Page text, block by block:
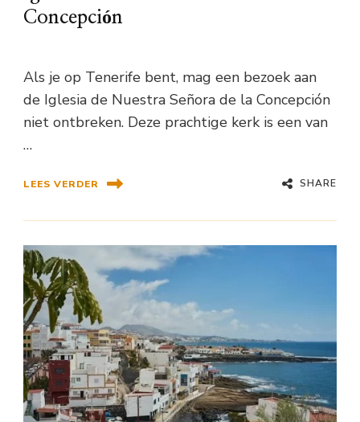
Concepción
Als je op Tenerife bent, mag een bezoek aan
de Iglesia de Nuestra Señora de la Concepción
niet ontbreken. Deze prachtige kerk is een van
…
LEES VERDER SHARE